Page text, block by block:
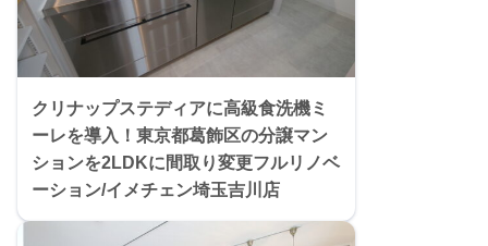
クリナップステディアに高級食洗機ミ
ーレを導入！東京都葛飾区の分譲マン
ションを2LDKに間取り変更フルリノベ
ーション/イメチェン埼玉吉川店